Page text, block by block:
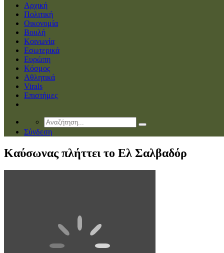
Αρχική
Πολιτική
Οικονομία
Βουλή
Κοινωνία
Εσωτερικά
Ευρώπη
Κόσμος
Αθλητικά
Virals
Επιστήμες
Σύνδεση
Καύσωνας πλήττει το Ελ Σαλβαδόρ